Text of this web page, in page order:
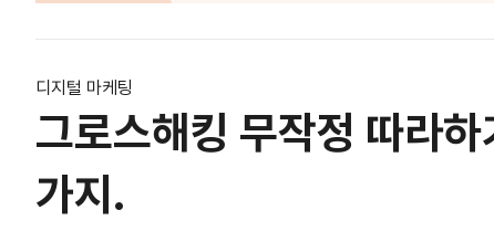
디지털 마케팅
그로스해킹 무작정 따라
가지.